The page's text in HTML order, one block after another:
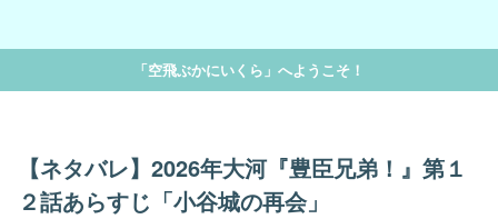
「空飛ぶかにいくら」へようこそ！
【ネタバレ】2026年大河『豊臣兄弟！』第１
２話あらすじ「小谷城の再会」